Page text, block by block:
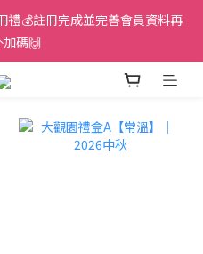
禮💰註冊完成並完善會員資料再
碼🙌
prev